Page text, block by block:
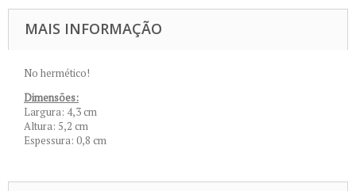
MAIS INFORMAÇÃO
No hermético!
Dimensões:
Largura: 4,3 cm
Altura: 5,2 cm
Espessura: 0,8 cm